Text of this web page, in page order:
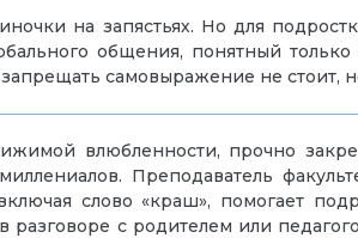
на запястьях. Но для
общения, понятный
самовыражение не стоит,
влюбленности, прочно
Преподаватель
слово «краш», помогает
разговоре с родителем или